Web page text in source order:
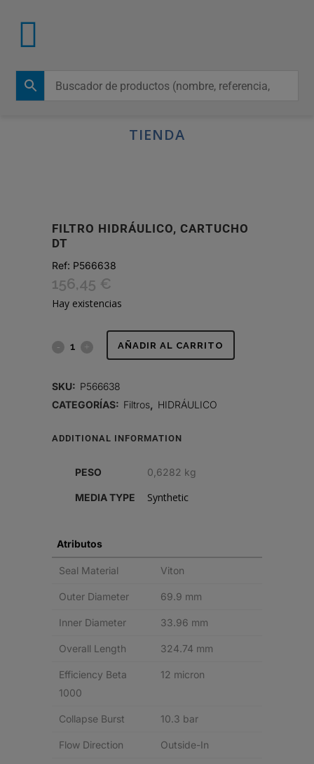
TIENDA
FILTRO HIDRÁULICO, CARTUCHO
DT
Ref: P566638
156,45 €
Hay existencias
FILTRO
CARTUCHO
AÑADIR AL CARRITO
SKU: P566638
CATEGORÍAS: Filtros HIDRÁULICO
ADDITIONAL INFORMATION
PESO 0,6282 kg
MEDIA TYPE Synthetic
Atributos
Seal Material Viton
Outer Diameter 69.9 mm
Inner Diameter 33.96 mm
Overall Length 324.74 mm
Efficiency Beta
1000
12 micron
Collapse Burst 10.3 bar
Flow Direction Outside-In